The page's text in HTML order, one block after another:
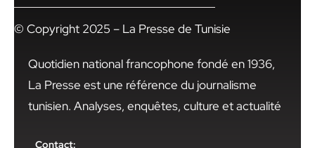
© Copyright 2025 – La Presse de Tunisie
Quotidien national francophone fondé en 1936,
La Presse est une référence du journalisme
tunisien. Analyses, enquêtes, culture et actualité
Contact: